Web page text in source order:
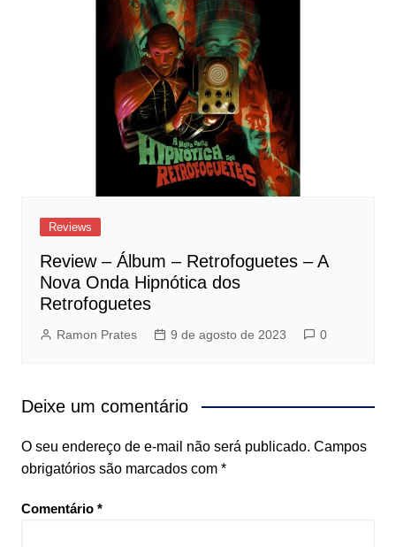
Reviews
Review – Álbum – Retrofoguetes – A
Nova Onda Hipnótica dos
Retrofoguetes
Ramon Prates 9 de agosto de 2023 0
Deixe um comentário
O seu endereço de e-mail não será publicado. Campos
obrigatórios são marcados com *
Comentário *